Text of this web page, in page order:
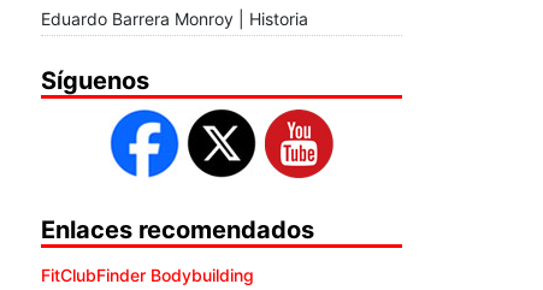
Eduardo Barrera Monroy | Historia
Síguenos
Enlaces recomendados
FitClubFinder Bodybuilding